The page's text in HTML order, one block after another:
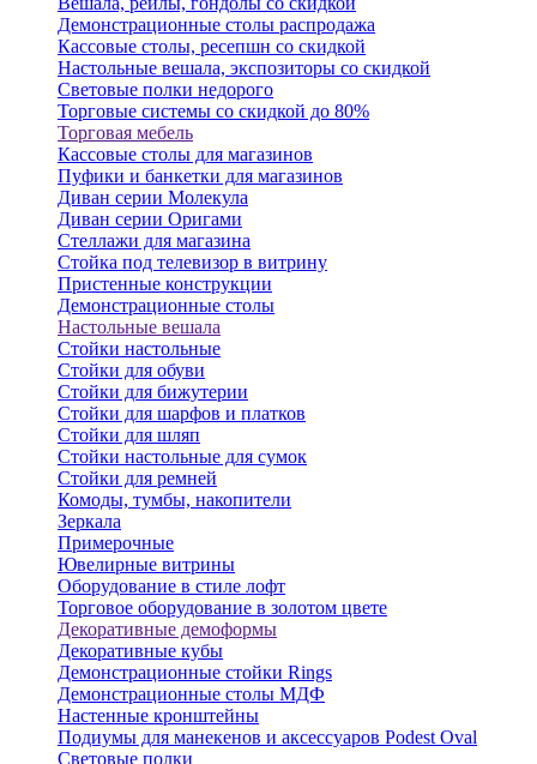
Демонстрационные столы распродажа
Кассовые столы, ресепшн со скидкой
Настольные вешала, экспозиторы со скидкой
Световые полки недорого
Торговые системы со скидкой до 80%
Торговая мебель
Кассовые столы для магазинов
Пуфики и банкетки для магазинов
Диван серии Молекула
Диван серии Оригами
Стеллажи для магазина
Стойка под телевизор в витрину
Пристенные конструкции
Демонстрационные столы
Настольные вешала
Стойки настольные
Стойки для обуви
Стойки для бижутерии
Стойки для шарфов и платков
Стойки для шляп
Стойки настольные для сумок
Стойки для ремней
Комоды, тумбы, накопители
Зеркала
Примерочные
Ювелирные витрины
Оборудование в стиле лофт
Торговое оборудование в золотом цвете
Декоративные демоформы
Декоративные кубы
Демонстрационные стойки Rings
Демонстрационные столы МДФ
Настенные кронштейны
Подиумы для манекенов и аксессуаров Podest Oval
Световые полки